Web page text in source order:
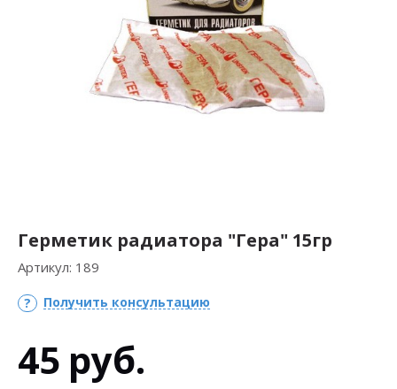
Герметик радиатора "Гера" 15гр
Артикул: 189
Получить консультацию
45 руб.